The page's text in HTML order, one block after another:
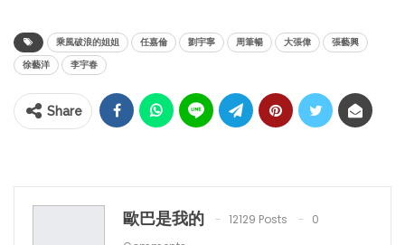
乘風破浪的姐姐 任嘉倫 劉宇寧 周筆暢 大張偉
張藝興
徐藝洋
李宇春
Share
歐巴是我的 12129 Posts
0